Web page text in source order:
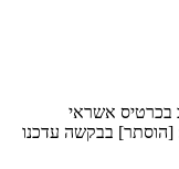
בכרטיס אשראי
ת.ז.: [הוסתר] בבקשה עדכנו